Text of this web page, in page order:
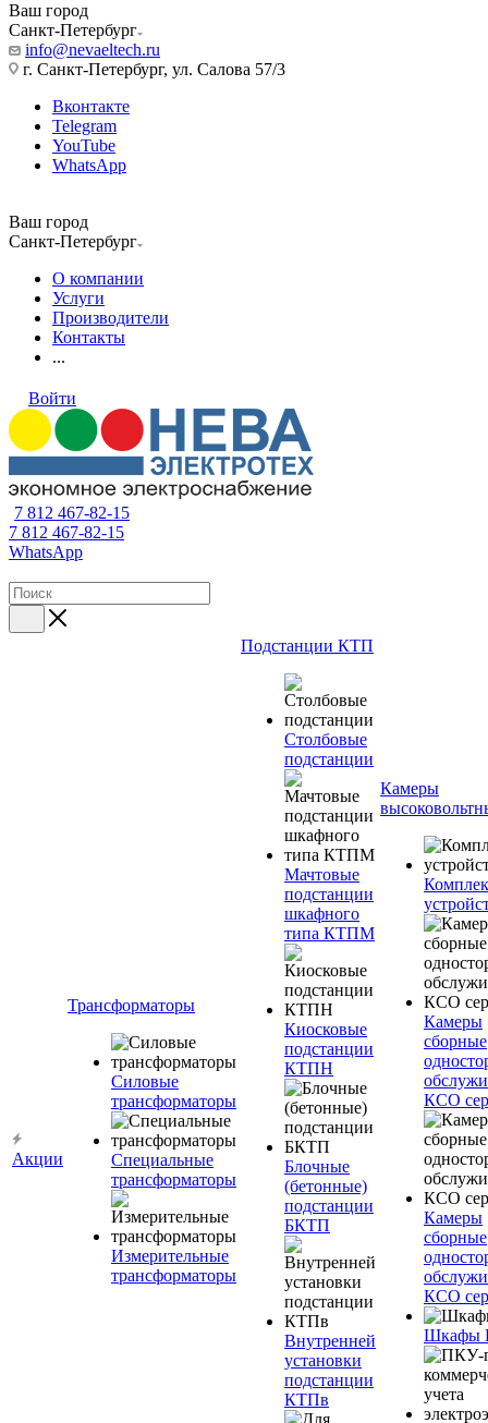
Ваш город
Санкт-Петербург
info@nevaeltech.ru
г. Санкт-Петербург, ул. Салова 57/3
Вконтакте
Telegram
YouTube
WhatsApp
Ваш город
Санкт-Петербург
О компании
Услуги
Производители
Контакты
...
Войти
7 812 467-82-15
7 812 467-82-15
WhatsApp
Акции
Трансформаторы
Силовые
трансформаторы
Специальные
трансформаторы
Измерительные
трансформаторы
Подстанции КТП
Столбовые
подстанции
Мачтовые
подстанции
шкафного
типа КТПМ
Киосковые
подстанции
КТПН
Блочные
(бетонные)
подстанции
БКТП
Внутренней
установки
подстанции
КТПв
Камеры
Камеры
сборные
КСО
Камеры
сборные
КСО
Шкафы